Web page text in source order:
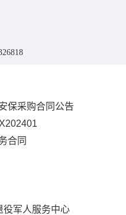
保采购合同公告
合同
役军人服务中心